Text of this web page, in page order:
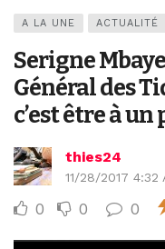
A LA UNE ACTUALITÉ
Serigne
Général des
c’est être à
thies24
11/28/2017 4:32
0 0 0